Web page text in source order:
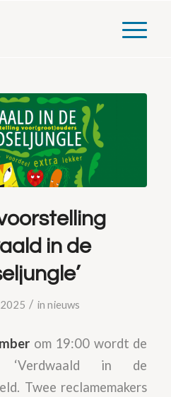
in de
/ in nieuws
om 19:00 wordt de
‘Verdwaald in de
Twee reclamemakers